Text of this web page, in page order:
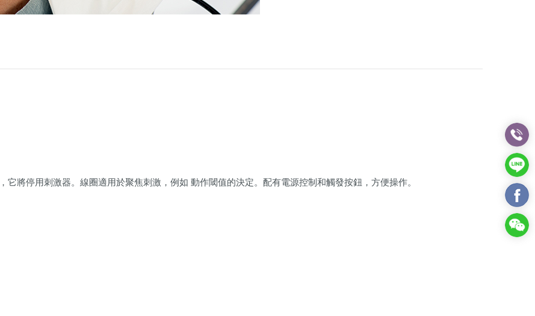
它將停用刺激器。線圈適用於聚焦刺激，例如 動作閾值的決定。配有電源控制和觸發按鈕，方便操作。